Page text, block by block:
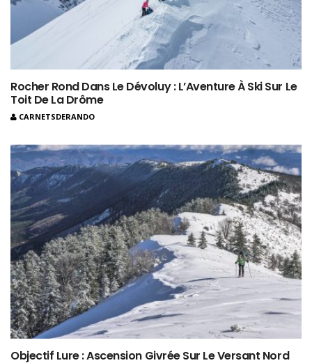
Rocher Rond Dans Le Dévoluy : L’Aventure À Ski Sur Le
Toit De La Drôme
CARNETSDERANDO
Objectif Lure : Ascension Givrée Sur Le Versant Nord